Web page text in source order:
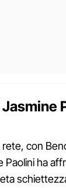
con
Paolini ha